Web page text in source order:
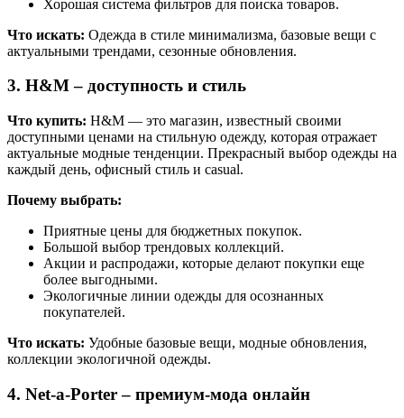
Хорошая система фильтров для поиска товаров.
Что искать: Одежда в стиле минимализма, базовые вещи с
актуальными трендами, сезонные обновления.
3. H&M– доступность и стиль
Что купить: H&M — это магазин, известный своими
доступными ценами на стильную одежду, которая отражает
актуальные модные тенденции. Прекрасный выбор одежды на
каждый день, офисный стиль и casual.
Почему выбрать:
Приятные цены для бюджетных покупок.
Большой выбор трендовых коллекций.
Акции и распродажи, которые делают покупки еще
более выгодными.
Экологичные линии одежды для осознанных
покупателей.
Что искать: Удобные базовые вещи, модные обновления,
коллекции экологичной одежды.
4. Net-a-Porter– премиум-мода онлайн